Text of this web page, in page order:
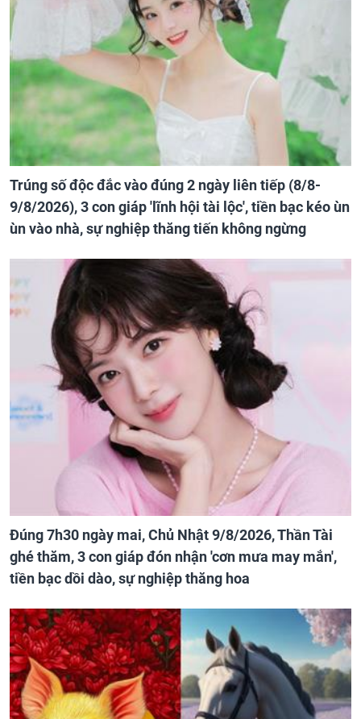
Trúng số độc đắc vào đúng 2 ngày liên tiếp (8/8-
9/8/2026), 3 con giáp 'lĩnh hội tài lộc', tiền bạc kéo ùn
ùn vào nhà, sự nghiệp thăng tiến không ngừng
Đúng 7h30 ngày mai, Chủ Nhật 9/8/2026, Thần Tài
ghé thăm, 3 con giáp đón nhận 'cơn mưa may mắn',
tiền bạc dồi dào, sự nghiệp thăng hoa